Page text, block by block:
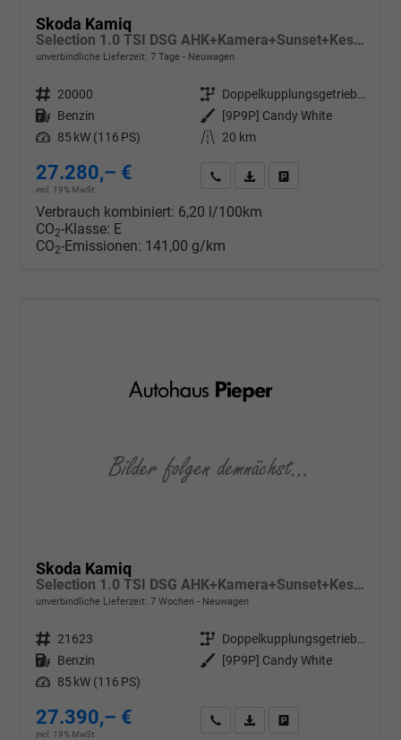
Skoda Kamiq
Selection 1.0 TSI DSG AHK+Kamera+Sunset+Kessy+AppConnect+Sitzheiz+Alu16+GV5
unverbindliche Lieferzeit: 7 Tage Neuwagen
Fahrzeugnr. 20000 Getriebe
Doppelkupplungsgetriebe (DSG)
Kraftstoff Benzin Außenfarbe
[9P9P] Candy White
Leistung 85 kW (116 PS) Kilometerstand 20 km
27.280,– €
incl. 19% MwSt.
Wir rufen Sie anPDF-Datei, Fahrzeugexposé
Verbrauch kombiniert: 6,20 l/100km
CO2-Klasse: E
CO2-Emissionen: 141,00 g/km
Skoda Kamiq
Selection 1.0 TSI DSG AHK+Kamera+Sunset+Kessy+AppConnect+Sitzheiz+Alu16+GV4
unverbindliche Lieferzeit: 7 Wochen Neuwagen
Fahrzeugnr. 21623 Getriebe
Doppelkupplungsgetriebe (DSG)
Kraftstoff Benzin Außenfarbe
[9P9P] Candy White
Leistung 85 kW (116 PS)
27.390,– €
incl. 19% MwSt.
Wir rufen Sie anPDF-Datei, Fahrzeugexposé